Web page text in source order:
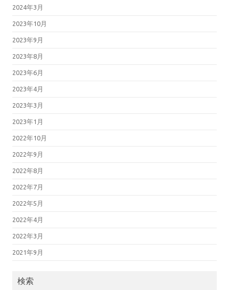
2024年3月
2023年10月
2023年9月
2023年8月
2023年6月
2023年4月
2023年3月
2023年1月
2022年10月
2022年9月
2022年8月
2022年7月
2022年5月
2022年4月
2022年3月
2021年9月
検索